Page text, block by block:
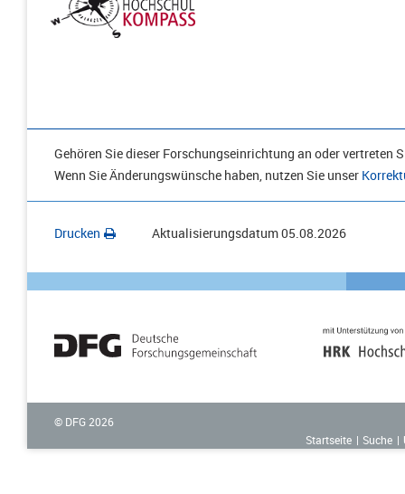
Gehören Sie dieser Forschungseinrichtung an oder vertreten
Wenn Sie Änderungswünsche haben, nutzen Sie unser
Drucken Aktualisierungsdatum05.08.2026
© DFG 2026
Startseite
Suche